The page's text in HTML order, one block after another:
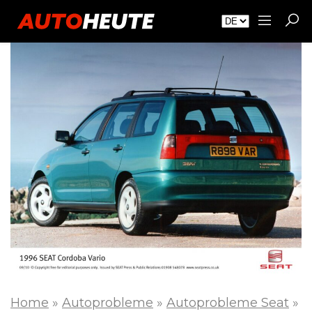
Home » Autoprobleme » Autoprobleme Seat »